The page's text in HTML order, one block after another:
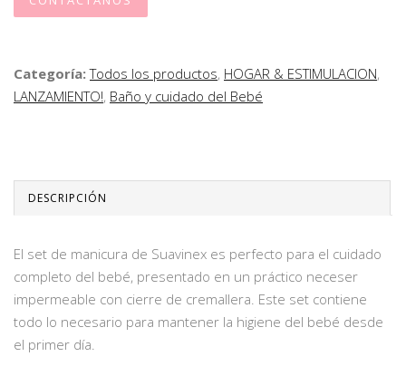
Categoría:Todos los productos, HOGAR & ESTIMULACION,
LANZAMIENTO!, Baño y cuidado del Bebé
DESCRIPCIÓN
El set de manicura de Suavinex es perfecto para el cuidado
completo del bebé, presentado en un práctico neceser
impermeable con cierre de cremallera. Este set contiene
todo lo necesario para mantener la higiene del bebé desde
el primer día.